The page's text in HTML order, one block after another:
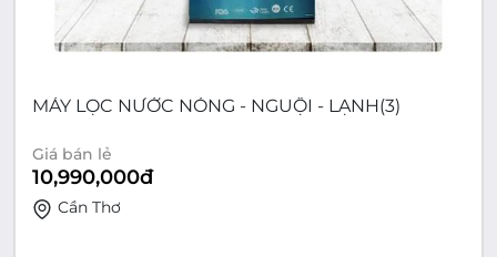
MÁY LỌC NƯỚC NÓNG - NGUỘI - LẠNH(3)
Giá bán lẻ
10,990,000đ
Cần Thơ